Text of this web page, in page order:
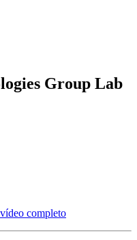
Group Lab
completo